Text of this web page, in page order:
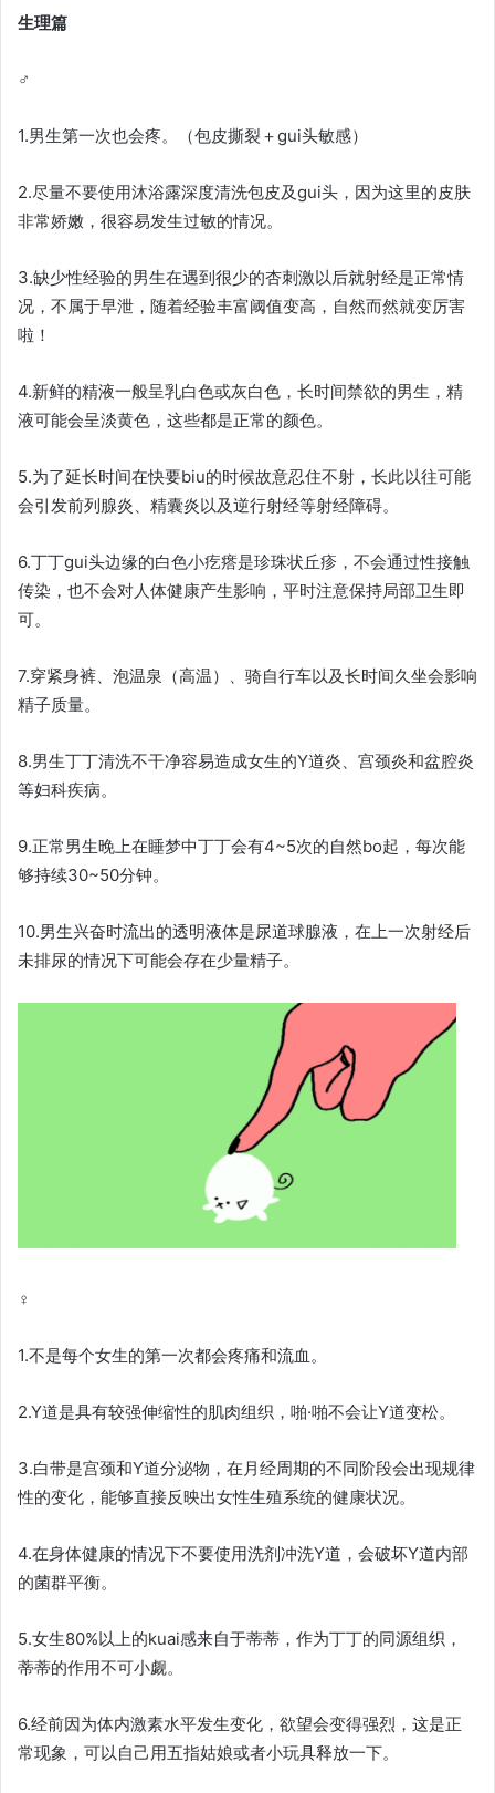
生理篇
♂
1.男生第一次也会疼。（包皮撕裂＋gui头敏感）
2.尽量不要使用沐浴露深度清洗包皮及gui头，因为这里的皮肤
非常娇嫩，很容易发生过敏的情况。
3.缺少性经验的男生在遇到很少的杏刺激以后就射经是正常情
况，不属于早泄，随着经验丰富阈值变高，自然而然就变厉害
啦！
4.新鲜的精液一般呈乳白色或灰白色，长时间禁欲的男生，精
液可能会呈淡黄色，这些都是正常的颜色。
5.为了延长时间在快要biu的时候故意忍住不射，长此以往可能
会引发前列腺炎、精囊炎以及逆行射经等射经障碍。
6.丁丁gui头边缘的白色小疙瘩是珍珠状丘疹，不会通过性接触
传染，也不会对人体健康产生影响，平时注意保持局部卫生即
可。
7.穿紧身裤、泡温泉（高温）、骑自行车以及长时间久坐会影响
精子质量。
8.男生丁丁清洗不干净容易造成女生的Y道炎、宫颈炎和盆腔炎
等妇科疾病。
9.正常男生晚上在睡梦中丁丁会有4~5次的自然bo起，每次能
够持续30~50分钟。
10.男生兴奋时流出的透明液体是尿道球腺液，在上一次射经后
未排尿的情况下可能会存在少量精子。
♀
1.不是每个女生的第一次都会疼痛和流血。
2.Y道是具有较强伸缩性的肌肉组织，啪·啪不会让Y道变松。
3.白带是宫颈和Y道分泌物，在月经周期的不同阶段会出现规律
性的变化，能够直接反映出女性生殖系统的健康状况。
4.在身体健康的情况下不要使用洗剂冲洗Y道，会破坏Y道内部
的菌群平衡。
5.女生80%以上的kuai感来自于蒂蒂，作为丁丁的同源组织，
蒂蒂的作用不可小觑。
6.经前因为体内激素水平发生变化，欲望会变得强烈，这是正
常现象，可以自己用五指姑娘或者小玩具释放一下。